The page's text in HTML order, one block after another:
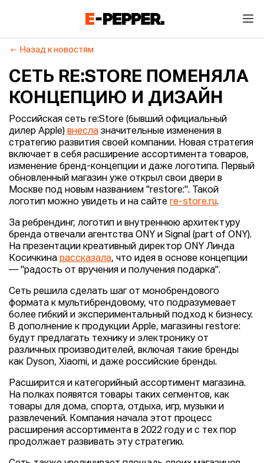
Назад к новостям
СЕТЬ RE:STORE ПОМЕНЯЛА
КОНЦЕПЦИЮ И ДИЗАЙН
Российская сеть re:Store (бывший официальный
дилер Apple) внесла значительные изменения в
стратегию развития своей компании. Новая стратегия
включает в себя расширение ассортимента товаров,
изменение бренд-концепции и даже логотипа. Первый
обновленный магазин уже открыл свои двери в
Москве под новым названием "restore:". Такой
логотип можно увидеть и на сайте re-store.ru.
За ребрендинг, логотип и внутреннюю архитектуру
бренда отвечали агентства ONY и Signal (part of ONY).
На презентации креативный директор ONY Линда
Косичкина рассказала, что идея в основе концепции
— "радость от вручения и получения подарка".
Сеть решила сделать шаг от монобрендового
формата к мультибрендовому, что подразумевает
более гибкий и экспериментальный подход к бизнесу.
В дополнение к продукции Apple, магазины restore:
будут предлагать технику и электронику от
различных производителей, включая такие бренды
как Dyson, Xiaomi, и даже российские бренды.
Расширится и категорийный ассортимент магазина.
На полках появятся товары таких сегментов, как
товары для дома, спорта, отдыха, игр, музыки и
развлечений. Компания начала этот процесс
расширения ассортимента в 2022 году и с тех пор
продолжает развивать эту стратегию.